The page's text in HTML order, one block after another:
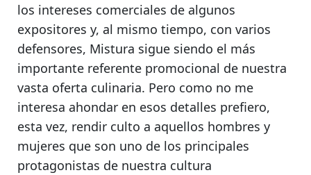
los intereses comerciales de algunos
expositores y, al mismo tiempo, con varios
defensores, Mistura sigue siendo el más
importante referente promocional de nuestra
vasta oferta culinaria. Pero como no me
interesa ahondar en esos detalles prefiero,
esta vez, rendir culto a aquellos hombres y
mujeres que son uno de los principales
protagonistas de nuestra cultura